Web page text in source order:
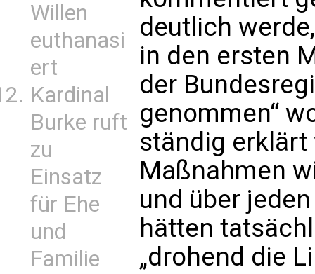
Willen
euthanasi
ert
Kardinal
Burke ruft
zu
Einsatz
für Ehe
und
Familie
deutlich
in den ersten
der
genommen“
ständig erklärt
Maßnahmen
und über
hätten
„drohend die